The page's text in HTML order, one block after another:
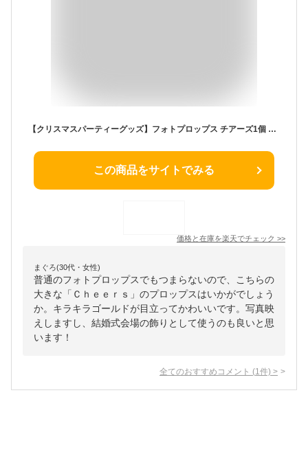
【クリスマスパーティーグッズ】フォトプロップス チアーズ1個 PG398858
この商品をサイトでみる
価格と在庫を楽天でチェック >>
まぐろ(30代・女性)
普通のフォトプロップスでもつまらないので、こちらの
大きな「Ｃｈｅｅｒｓ」のプロップスはいかがでしょう
か。キラキラゴールドが目立ってかわいいです。写真映
えしますし、結婚式会場の飾りとして使うのも良いと思
います！
全てのおすすめコメント (1 件) >